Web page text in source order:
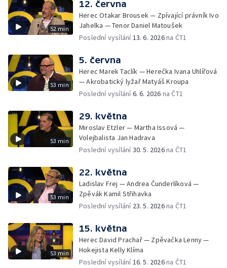
52 min
12. června
Herec Otakar Brousek — Zpívající právník Ivo
Jahelka — Tenor Daniel Matoušek
Poslední vysílání 13. 6. 2026na ČT1
53 min
5. června
Herec Marek Taclík — Herečka Ivana Uhlířová
— Akrobatický lyžař Matyáš Kroupa
Poslední vysílání6. 6. 2026 na ČT1
53 min
29. května
Miroslav Etzler — Martha Issová —
Volejbalista Jan Hadrava
Poslední vysílání30. 5. 2026na ČT1
53 min
22. května
Ladislav Frej — Andrea Čunderlíková —
Zpěvák Kamil Střihavka
Poslední vysílání 23. 5. 2026na ČT1
53 min
15. května
Herec David Prachař — Zpěvačka Lenny —
Hokejista Kelly Klíma
Poslední vysílání 16. 5. 2026na ČT1